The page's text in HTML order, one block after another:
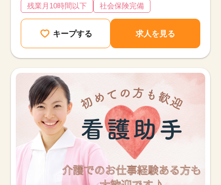
残業月10時間以下
社会保険完備
キープする 求人を見る